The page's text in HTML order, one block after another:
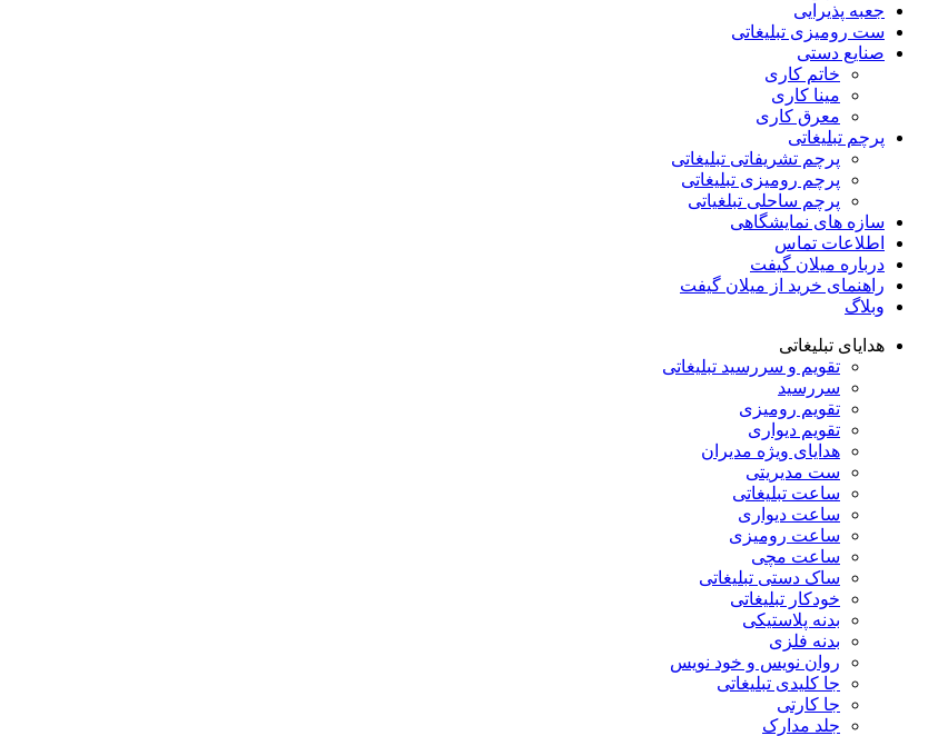
جعبه پذیرایی
ست رومیزی تبلیغاتی
صنایع دستی
خاتم کاری
مینا کاری
معرق کاری
پرچم تبلیغاتی
پرچم تشریفاتی تبلیغاتی
پرچم رومیزی تبلیغاتی
پرچم ساحلی تبلغیاتی
سازه های نمایشگاهی
اطلاعات تماس
درباره میلان گیفت
راهنمای خرید از میلان گیفت
وبلاگ
هدایای تبلیغاتی
تقویم و سررسید تبلیغاتی
سررسید
تقویم رومیزی
تقویم دیواری
هدایای ویژه مدیران
ست مدیریتی
ساعت تبلیغاتی
ساعت دیواری
ساعت رومیزی
ساعت مچی
ساک دستی تبلیغاتی
خودکار تبلیغاتی
بدنه پلاستیکی
بدنه فلزی
روان نویس و خود نویس
جا کلیدی تبلیغاتی
جا کارتی
جلد مدارک